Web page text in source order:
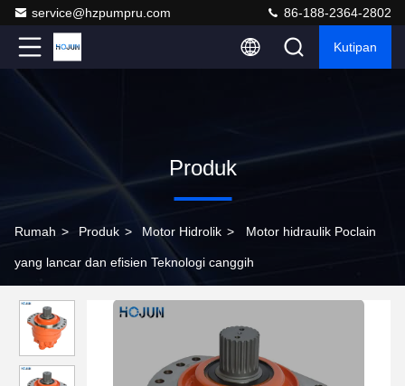
service@hzpumpru.com 86-188-2364-2802
Kutipan
Produk
Rumah > Produk > Motor Hidrolik > Motor hidraulik Poclain
yang lancar dan efisien Teknologi canggih